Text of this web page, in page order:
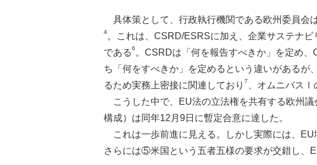
具体策として、行政執行機関である欧州委員
4。これは、CSRD/ESRSに加え、企業サステナ
である6 。CSRDは「何を報告すべきか」を定め
ち「何をすべきか」を定めるという違いがある
るため実務上密接に関連しており 7 、オムニバスⅠ
こうした中で、EU法の立法権を共有する欧州
構成）は同年12月9日に暫定合意に達した。
これは一歩前進に見える。しかし実際には、
さらには⑤米国という五者五様の要求が交錯し、